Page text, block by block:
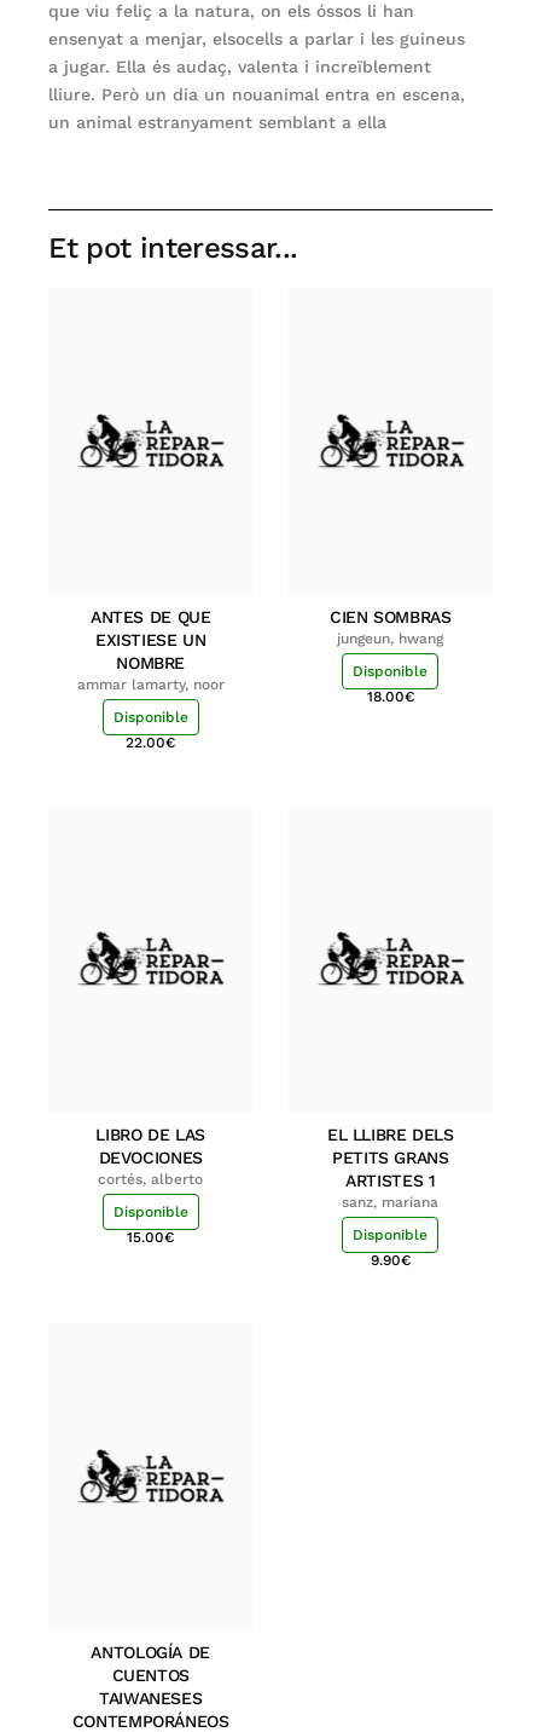
que viu feliç a la natura, on els óssos li han
ensenyat a menjar, elsocells a parlar i les guineus
a jugar. Ella és audaç, valenta i increïblement
lliure. Però un dia un nouanimal entra en escena,
un animal estranyament semblant a ella
Et pot interessar...
ANTES DE QUE
EXISTIESE UN
NOMBRE
ammar lamarty, noor
Disponible
22.00€
CIEN SOMBRAS
jungeun, hwang
Disponible
18.00€
LIBRO DE LAS
DEVOCIONES
cortés, alberto
Disponible
15.00€
EL LLIBRE DELS
PETITS GRANS
ARTISTES 1
sanz, mariana
Disponible
9.90€
ANTOLOGÍA DE
CUENTOS
TAIWANESES
CONTEMPORÁNEOS